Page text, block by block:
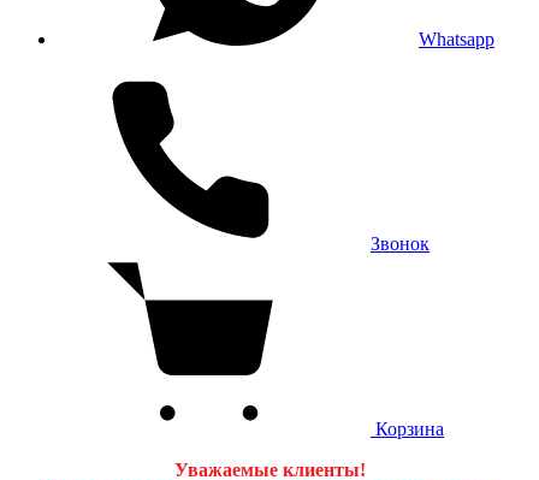
Whatsapp
Звонок
Корзина
Уважаемые клиенты!